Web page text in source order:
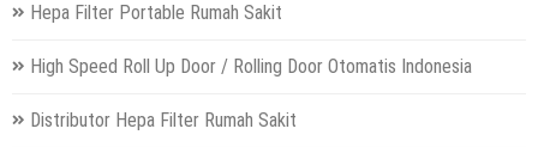
Hepa Filter Portable Rumah Sakit
High Speed Roll Up Door / Rolling Door Otomatis Indonesia
Distributor Hepa Filter Rumah Sakit